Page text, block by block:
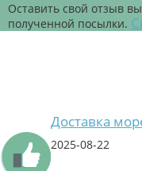
Оставить свой отзыв
полученной посылки.
Доставка
2025-08-22